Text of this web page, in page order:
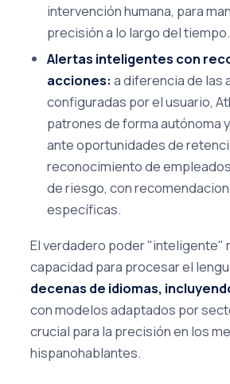
intervención humana, para
precisión a lo largo del tiempo.
Alertas inteligentes con
acciones:a diferencia de las
configuradas por el usuario,
patrones de forma autónoma
ante oportunidades de
reconocimiento de
de riesgo, con
específicas.
El verdadero poder "inteligente"
capacidad para procesar el
decenas de idiomas,
con modelos adaptados por
crucial para la precisión en los
hispanohablantes.